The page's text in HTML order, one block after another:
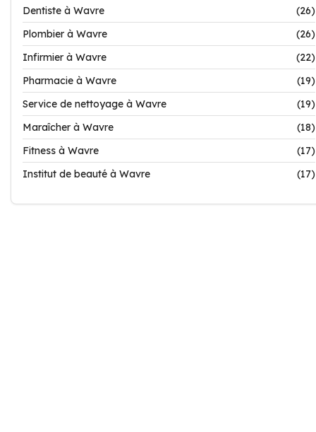
Dentiste à Wavre
(26)
Plombier à Wavre
(26)
Infirmier à Wavre
(22)
Pharmacie à Wavre
(19)
Service de nettoyage à Wavre
(19)
Maraîcher à Wavre
(18)
Fitness à Wavre
(17)
Institut de beauté à Wavre
(17)